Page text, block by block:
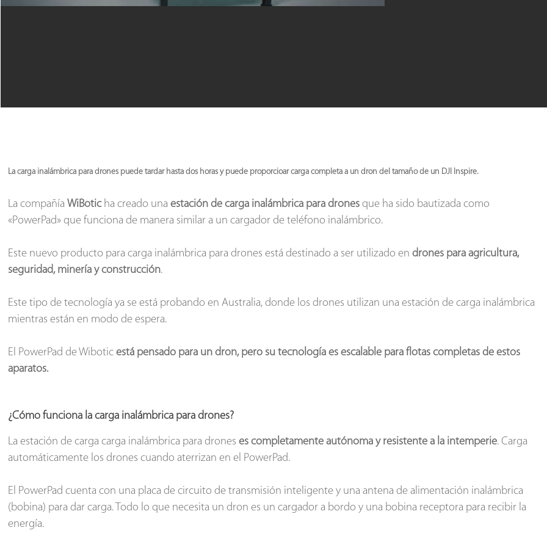
La carga inalámbrica para drones puede tardar hasta dos horas y puede proporcioar carga completa a un dron del tamaño de un DJI Inspire.
La compañía WiBoticha creado unaestación de carga inalámbrica para drones que ha sido bautizada como
«PowerPad» que funciona de manera similar a un cargador de teléfono inalámbrico.
Este nuevo producto para carga inalámbrica para drones está destinado a ser utilizado endrones para agricultura,
seguridad, minería y construcción.
Este tipo de tecnología ya se está probando en Australia, donde los drones utilizan una estación de carga inalámbrica
mientras están en modo de espera.
El PowerPad de Wiboticestá pensado para un dron, pero su tecnología es escalable para flotas completas de estos
aparatos.
¿Cómo funciona la carga inalámbrica para drones?
La estación de carga carga inalámbrica para droneses completamente autónoma y resistente a la intemperie. Carga
automáticamente los drones cuando aterrizan en el PowerPad.
El PowerPad cuenta con una placa de circuito de transmisión inteligente y una antena de alimentación inalámbrica
(bobina) para dar carga. Todo lo que necesita un dron es un cargador a bordo y una bobina receptora para recibir la
energía.